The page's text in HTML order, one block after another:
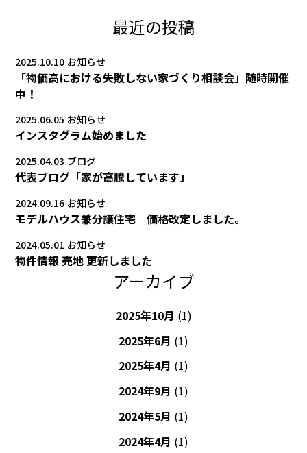
最近の投稿
2025.10.10 お知らせ
「物価高における失敗しない家づくり相談会」随時開催
中！
2025.06.05 お知らせ
インスタグラム始めました
2025.04.03 ブログ
代表ブログ「家が高騰しています」
2024.09.16 お知らせ
モデルハウス兼分譲住宅 価格改定しました。
2024.05.01 お知らせ
物件情報 売地 更新しました
アーカイブ
2025年10月 (1)
2025年6月 (1)
2025年4月 (1)
2024年9月 (1)
2024年5月 (1)
2024年4月 (1)